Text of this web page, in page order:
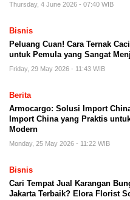
Thursday, 4 June 2026 - 07:40 WIB
Bisnis
Peluang Cuan! Cara Ternak
untuk Pemula yang Sangat
Friday, 29 May 2026 - 11:43 WIB
Berita
Armocargo: Solusi Import
Import China yang Praktis
Modern
Monday, 25 May 2026 - 11:22 WIB
Bisnis
Cari Tempat Jual Karangan
Jakarta Terbaik? Elora Florist